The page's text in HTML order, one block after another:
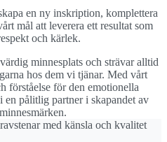
en ny inskription, komplettera
mål att leverera ett resultat som
och kärlek.
minnesplats och strävar alltid
hos dem vi tjänar. Med vårt
förståelse för den emotionella
en pålitlig partner i skapandet av
med känsla och kvalitet